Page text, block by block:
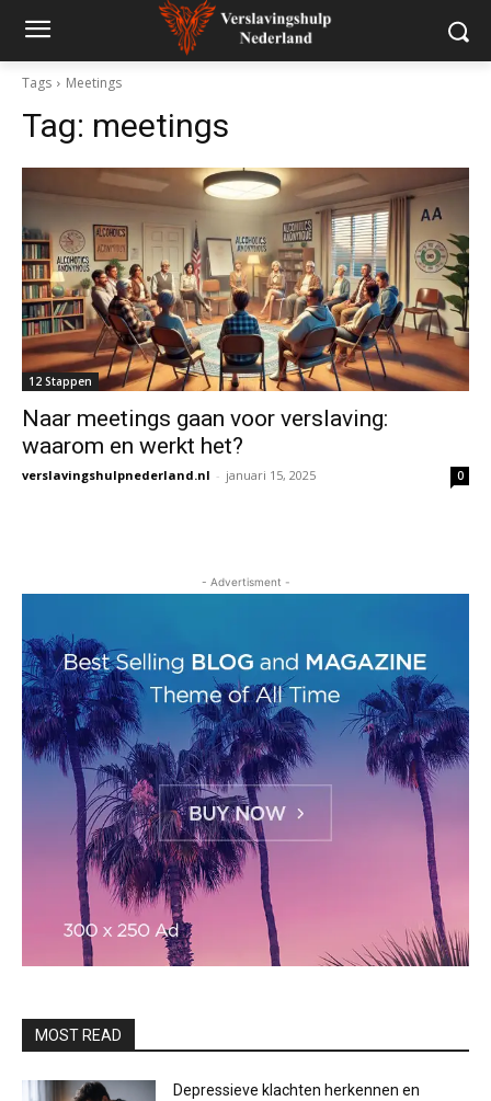
Tags Meetings
Tag: meetings
12 Stappen
Naar meetings gaan voor verslaving:
waarom en werkt het?
verslavingshulpnederland.nl - januari 15, 2025 0
- Advertisment -
MOST READ
Depressieve klachten herkennen en